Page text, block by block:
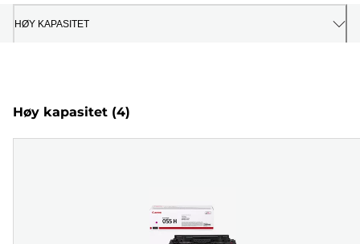
HØY KAPASITET
Høy kapasitet (4)